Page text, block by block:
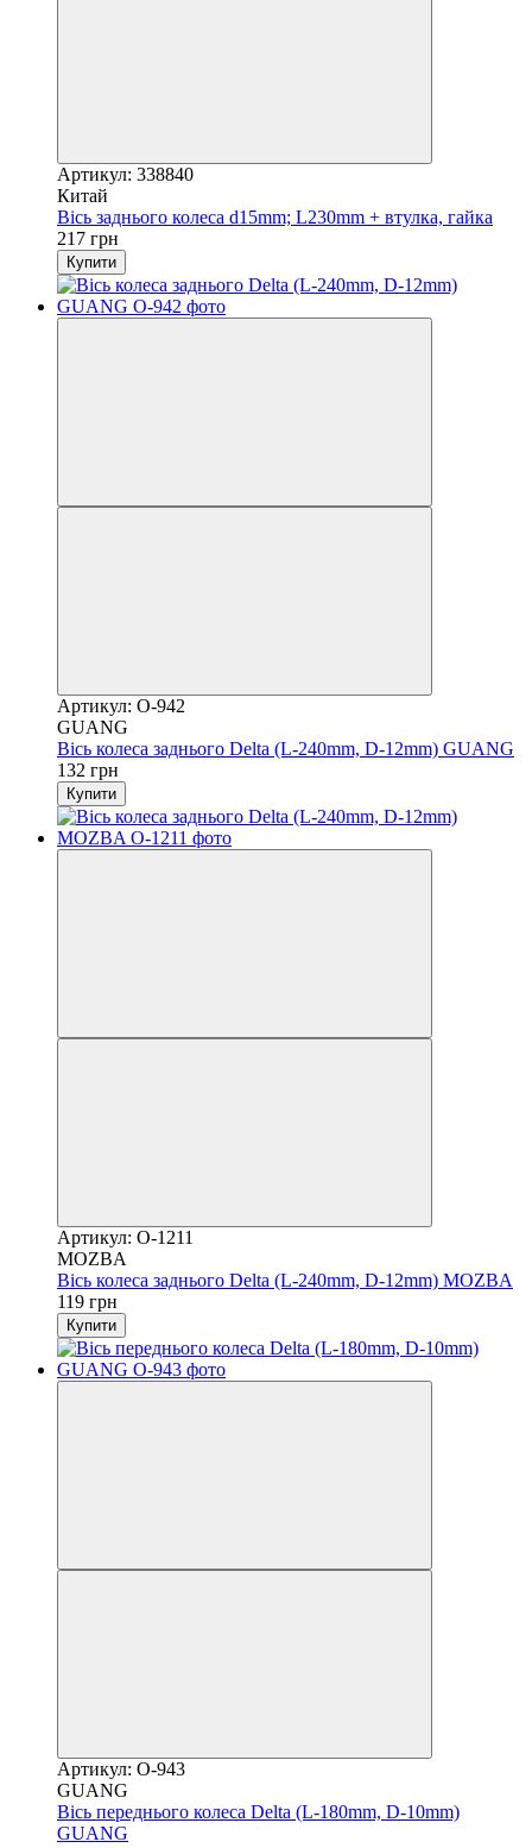
Артикул: 338840
Китай
Вісь заднього колеса d15mm; L230mm + втулка, гайка
217 грн
Купити
Артикул: O-942
GUANG
Вісь колеса заднього Delta (L-240mm, D-12mm) GUANG
132 грн
Купити
Артикул: O-1211
MOZBA
Вісь колеса заднього Delta (L-240mm, D-12mm) MOZBA
119 грн
Купити
Артикул: O-943
GUANG
Вісь переднього колеса Delta (L-180mm, D-10mm)
GUANG